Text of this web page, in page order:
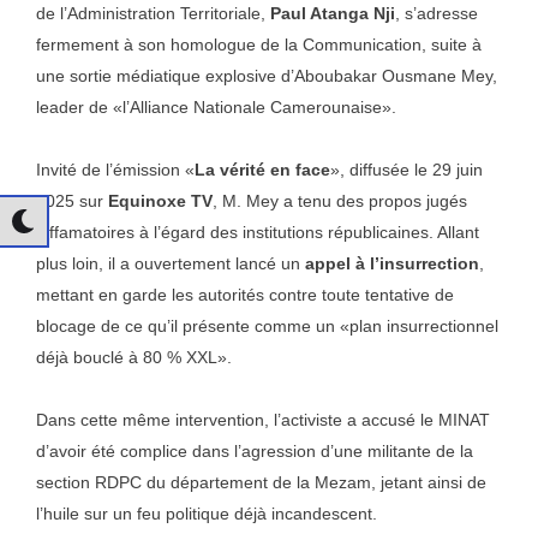
de l’Administration Territoriale, Paul Atanga Nji, s’adresse
fermement à son homologue de la Communication, suite à
une sortie médiatique explosive d’Aboubakar Ousmane Mey,
leader de «l’Alliance Nationale Camerounaise».
Invité de l’émission «La vérité en face», diffusée le 29 juin
2025 sur Equinoxe TV, M. Mey a tenu des propos jugés
diffamatoires à l’égard des institutions républicaines. Allant
plus loin, il a ouvertement lancé un appel à l’insurrection,
mettant en garde les autorités contre toute tentative de
blocage de ce qu’il présente comme un «plan insurrectionnel
déjà bouclé à 80 % XXL».
Dans cette même intervention, l’activiste a accusé le MINAT
d’avoir été complice dans l’agression d’une militante de la
section RDPC du département de la Mezam, jetant ainsi de
l’huile sur un feu politique déjà incandescent.